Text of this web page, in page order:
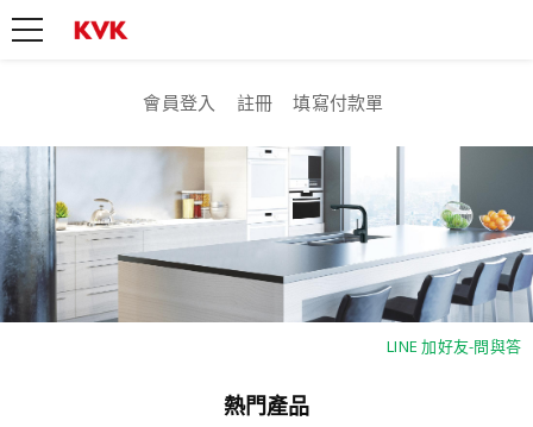
會員登入 註冊 填寫付款單
LINE 加好友-問與答
LINE 加好友-問與答
熱門產品